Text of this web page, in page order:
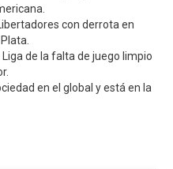
con derrota en
de la falta de juego limpio
en el global y está en la